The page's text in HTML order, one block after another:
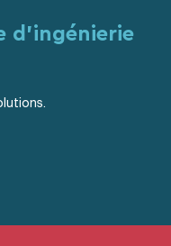
d’ingénierie